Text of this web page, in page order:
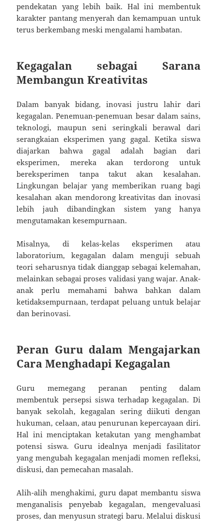
pendekatan yang lebih baik. Hal ini membentuk
karakter pantang menyerah dan kemampuan untuk
terus berkembang meski mengalami hambatan.
Kegagalan sebagai Sarana
Membangun Kreativitas
Dalam banyak bidang, inovasi justru lahir dari
kegagalan. Penemuan-penemuan besar dalam sains,
teknologi, maupun seni seringkali berawal dari
serangkaian eksperimen yang gagal. Ketika siswa
diajarkan bahwa gagal adalah bagian dari
eksperimen, mereka akan terdorong untuk
bereksperimen tanpa takut akan kesalahan.
Lingkungan belajar yang memberikan ruang bagi
kesalahan akan mendorong kreativitas dan inovasi
lebih jauh dibandingkan sistem yang hanya
mengutamakan kesempurnaan.
Misalnya, di kelas-kelas eksperimen atau
laboratorium, kegagalan dalam menguji sebuah
teori seharusnya tidak dianggap sebagai kelemahan,
melainkan sebagai proses validasi yang wajar. Anak-
anak perlu memahami bahwa bahkan dalam
ketidaksempurnaan, terdapat peluang untuk belajar
dan berinovasi.
Peran Guru dalam Mengajarkan
Cara Menghadapi Kegagalan
Guru memegang peranan penting dalam
membentuk persepsi siswa terhadap kegagalan. Di
banyak sekolah, kegagalan sering diikuti dengan
hukuman, celaan, atau penurunan kepercayaan diri.
Hal ini menciptakan ketakutan yang menghambat
potensi siswa. Guru idealnya menjadi fasilitator
yang mengubah kegagalan menjadi momen refleksi,
diskusi, dan pemecahan masalah.
Alih-alih menghakimi, guru dapat membantu siswa
menganalisis penyebab kegagalan, mengevaluasi
proses, dan menyusun strategi baru. Melalui diskusi